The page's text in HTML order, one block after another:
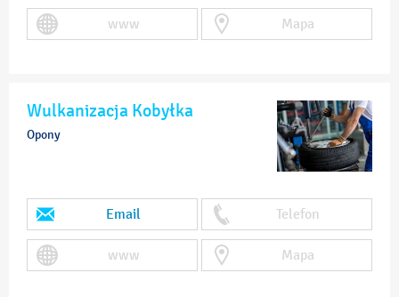
www Mapa
Wulkanizacja Kobyłka
Opony
Email Telefon
www Mapa